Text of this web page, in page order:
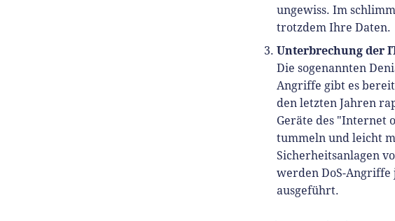
ungewiss. Im
trotzdem Ihre Daten.
Unterbrechung der
Die sogenannten
Angriffe gibt es
den letzten Jahren
Geräte des "Internet
tummeln und leicht
Sicherheitsanlagen
werden DoS-Angriffe
ausgeführt.